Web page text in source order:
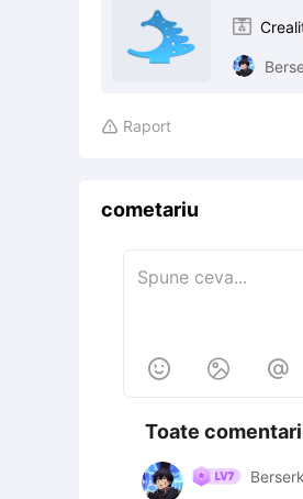

 Raport
cometariu
  
Toate